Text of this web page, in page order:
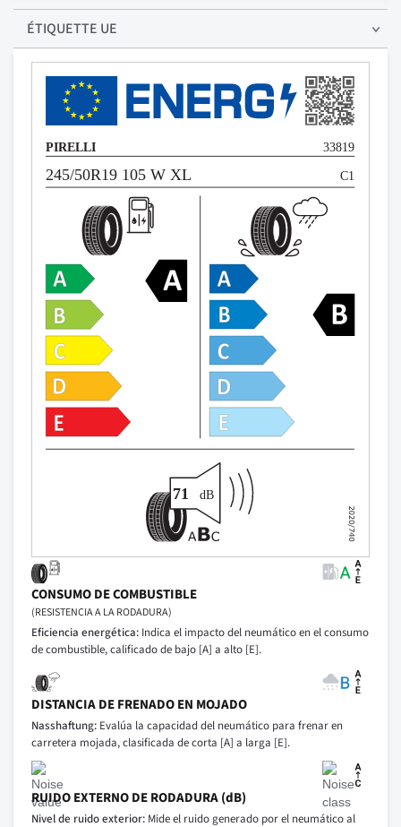
ÉTIQUETTE UE
CONSUMO DE COMBUSTIBLE
(RESISTENCIA A LA RODADURA)
Eficiencia energética: Indica el impacto del neumático en el consumo
de combustible, calificado de bajo [A] a alto [E].
DISTANCIA DE FRENADO EN MOJADO
Nasshaftung: Evalúa la capacidad del neumático para frenar en
carretera mojada, clasificada de corta [A] a larga [E].
RUIDO EXTERNO DE RODADURA (dB)
Nivel de ruido exterior: Mide el ruido generado por el neumático al